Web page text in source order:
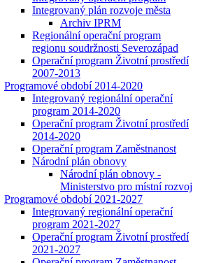
Integrovaný plán rozvoje města
Archiv IPRM
Regionální operační program
regionu soudržnosti Severozápad
Operační program Životní prostředí
2007-2013
Programové období 2014-2020
Integrovaný regionální operační
program 2014-2020
Operační program Životní prostředí
2014-2020
Operační program Zaměstnanost
Národní plán obnovy
Národní plán obnovy -
Ministerstvo pro místní rozvoj
Programové období 2021-2027
Integrovaný regionální operační
program 2021-2027
Operační program Životní prostředí
2021-2027